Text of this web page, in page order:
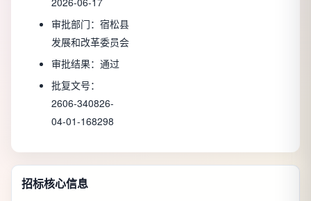
审批部门： 宿松县
发展和改革委员会
审批结果： 通过
批复文号：
2606-340826-
04-01-168298
招标核心信息